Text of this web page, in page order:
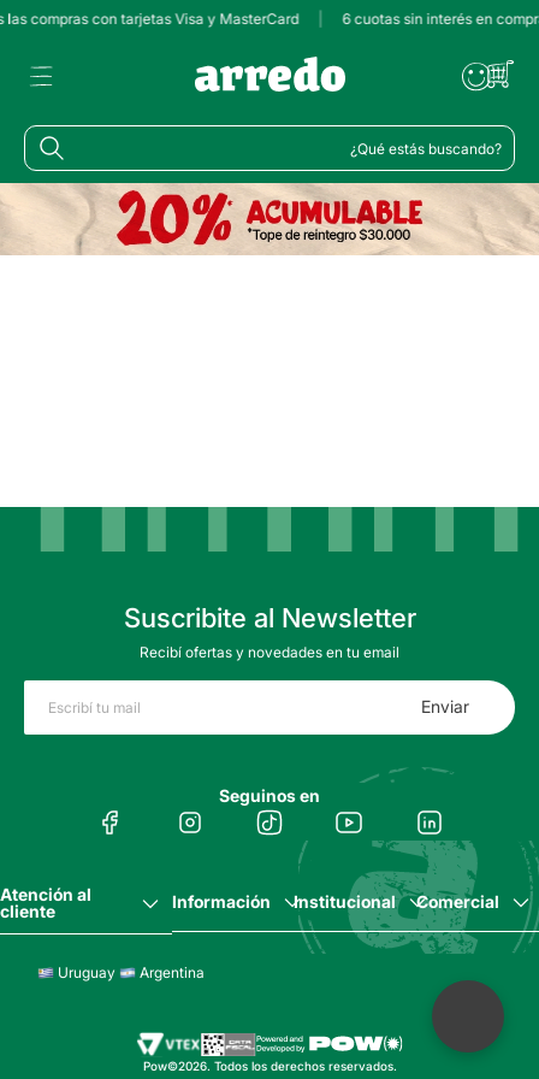
compras con tarjetas Visa y MasterCard 6 cuotas sin interés en
¿Qué estás buscando?
Suscribite al Newsletter
Recibí ofertas y novedades en tu email
Enviar
Seguinos en
Atención al
cliente
Información Institucional Comercial
Uruguay Argentina
Pow©2026. Todos los derechos reservados.